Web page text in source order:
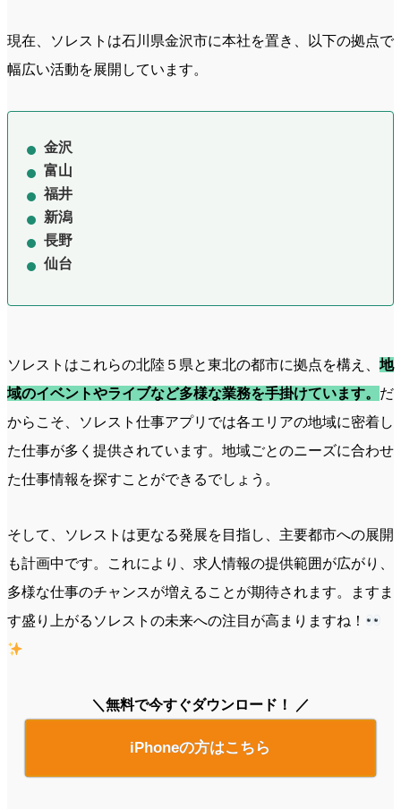
現在、ソレストは石川県金沢市に本社を置き、以下の拠点で
幅広い活動を展開しています。
金沢
富山
福井
新潟
長野
仙台
ソレストはこれらの北陸５県と東北の都市に拠点を構え、 地
域のイベントやライブなど多様な業務を手掛けています。 だ
からこそ、ソレスト仕事アプリでは各エリアの地域に密着し
た仕事が多く提供されています。地域ごとのニーズに合わせ
た仕事情報を探すことができるでしょう。
そして、ソレストは更なる発展を目指し、主要都市への展開
も計画中です。これにより、求人情報の提供範囲が広がり、
多様な仕事のチャンスが増えることが期待されます。ますま
す盛り上がるソレストの未来への注目が高まりますね！
＼無料で今すぐダウンロード！ ／
iPhoneの方はこちら